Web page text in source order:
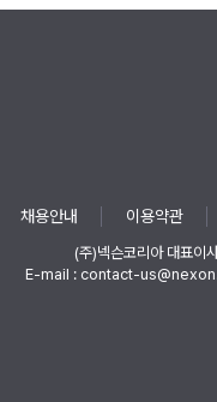
채용안내 이용약관
(주)넥슨코리아 대표이
E-mail : contact-